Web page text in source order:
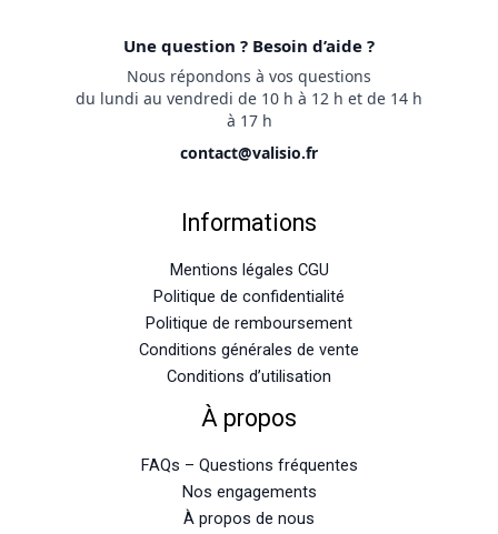
Une question ? Besoin d’aide ?
Nous répondons à vos questions
du lundi au vendredi de 10 h à 12 h et de 14 h
à 17 h
contact@valisio.fr
Informations
Mentions légales CGU
Politique de confidentialité
Politique de remboursement
Conditions générales de vente
Conditions d’utilisation
À propos
FAQs – Questions fréquentes
Nos engagements
À propos de nous